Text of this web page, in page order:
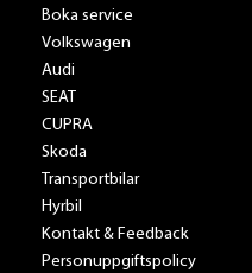
Boka service
Volkswagen
Audi
SEAT
CUPRA
Skoda
Transportbilar
Hyrbil
Kontakt & Feedback
Personuppgiftspolicy